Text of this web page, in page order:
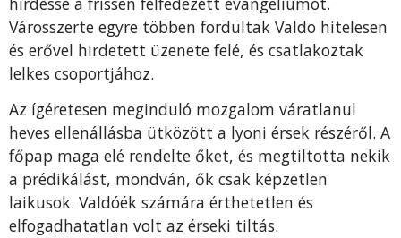
Városszerte egyre többen fordultak Valdo hitelesen
és erővel hirdetett üzenete felé, és csatlakoztak
lelkes csoportjához.
Az ígéretesen meginduló mozgalom váratlanul
heves ellenállásba ütközött a lyoni érsek részéről. A
főpap maga elé rendelte őket, és megtiltotta nekik
a prédikálást, mondván, ők csak képzetlen
laikusok. Valdóék számára érthetetlen és
elfogadhatatlan volt az érseki tiltás.